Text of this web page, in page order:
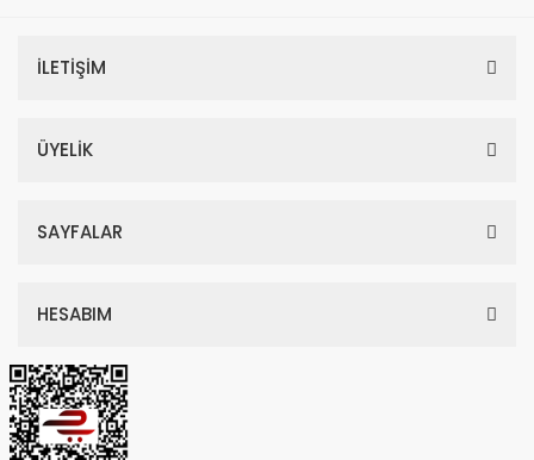
İLETİŞİM
ÜYELİK
SAYFALAR
HESABIM